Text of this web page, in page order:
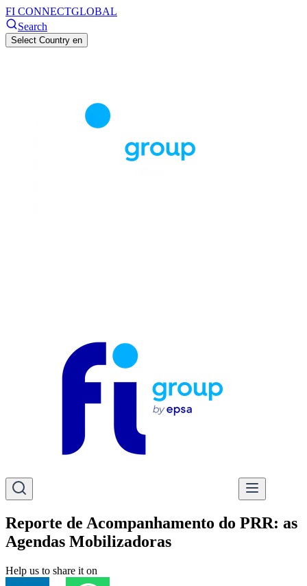
FI CONNECTGLOBAL
Search
Select Country en
Reporte de Acompanhamento do PRR: as
Agendas Mobilizadoras
Help us to share it on